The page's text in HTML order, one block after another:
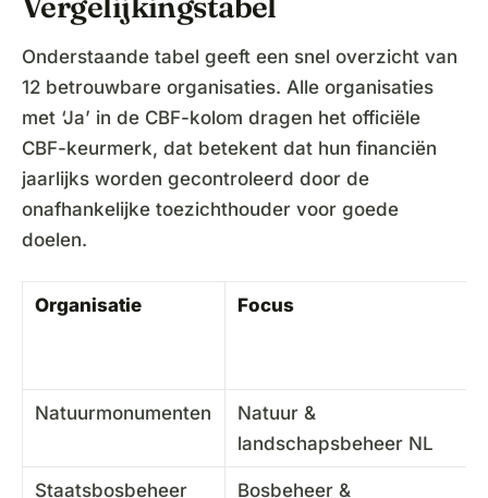
Onderstaande tabel geeft een snel overzicht van
12 betrouwbare organisaties. Alle organisaties
met ‘Ja’ in de CBF-kolom dragen het officiële
CBF-keurmerk, dat betekent dat hun financiën
jaarlijks worden gecontroleerd door de
onafhankelijke toezichthouder voor goede
doelen.
Organisatie Focus
Natuurmonumenten
Natuur &
landschapsbeheer NL
Staatsbosbeheer
Bosbeheer &